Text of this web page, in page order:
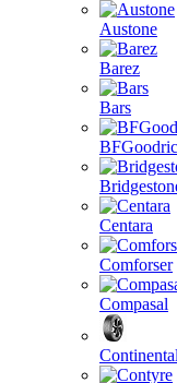
Austone
Barez
Bars
Centara
Comforser
Compasal
Continental